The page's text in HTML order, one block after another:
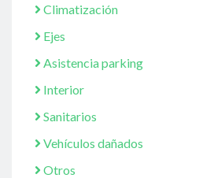
Climatización
Ejes
Asistencia parking
Interior
Sanitarios
Vehículos dañados
Otros